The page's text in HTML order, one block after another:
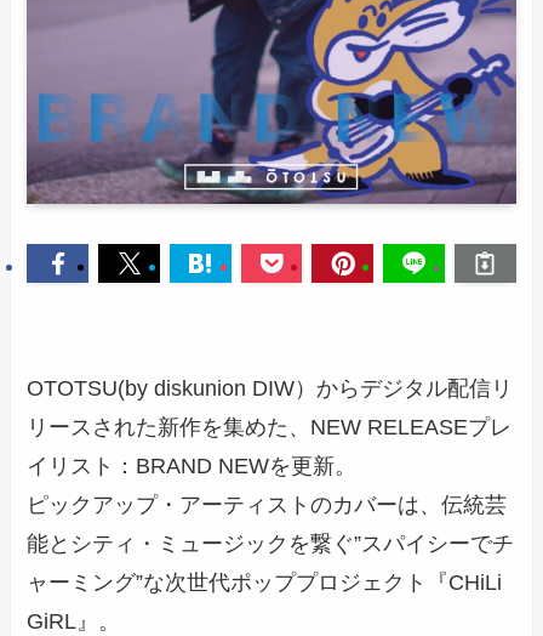
OTOTSU(by diskunion DIW）からデジタル配信リ
リースされた新作を集めた、NEW RELEASEプレ
イリスト：BRAND NEWを更新。
ピックアップ・アーティストのカバーは、伝統芸
能とシティ・ミュージックを繋ぐ”スパイシーでチ
ャーミング”な次世代ポッププロジェクト『CHiLi
GiRL』。